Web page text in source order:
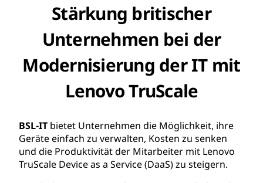
Stärkung britischer
Unternehmen bei der
Modernisierung der IT mit
Lenovo TruScale
BSL-IT bietet Unternehmen die Möglichkeit, ihre
Geräte einfach zu verwalten, Kosten zu senken
und die Produktivität der Mitarbeiter mit Lenovo
TruScale Device as a Service (DaaS) zu steigern.